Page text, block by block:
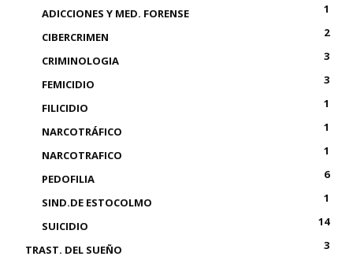
ADICCIONES Y MED. FORENSE
1
CIBERCRIMEN
2
CRIMINOLOGIA
3
FEMICIDIO
3
FILICIDIO
1
NARCOTRÁFICO
1
NARCOTRAFICO
1
PEDOFILIA
6
SIND.DE ESTOCOLMO
1
SUICIDIO
14
TRAST. DEL SUEÑO
3